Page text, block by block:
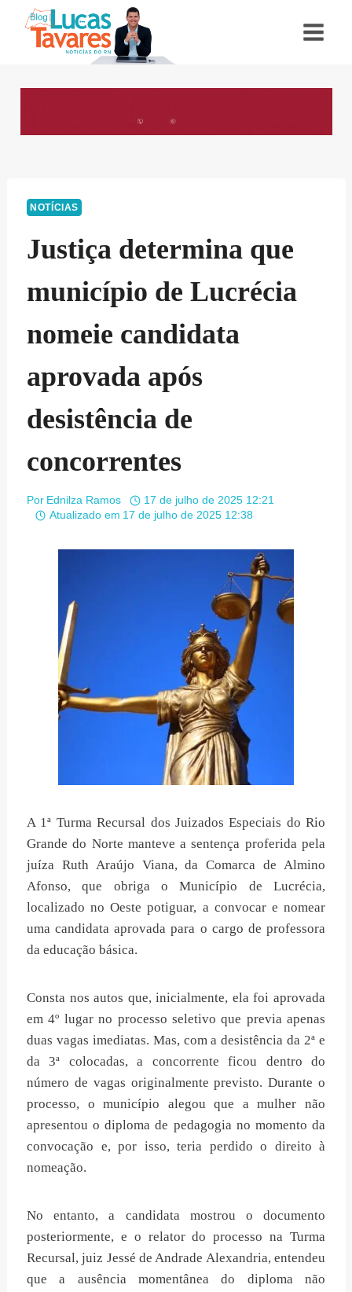
NOTÍCIAS
Justiça determina que
município de Lucrécia
nomeie candidata
aprovada após
desistência de
concorrentes
Por Ednilza Ramos
17 de julho de 2025 12:21
Atualizado em 17 de julho de 2025 12:38
A 1ª Turma Recursal dos Juizados Especiais do Rio
Grande do Norte manteve a sentença proferida pela
juíza Ruth Araújo Viana, da Comarca de Almino
Afonso, que obriga o Município de Lucrécia,
localizado no Oeste potiguar, a convocar e nomear
uma candidata aprovada para o cargo de professora
da educação básica.
Consta nos autos que, inicialmente, ela foi aprovada
em 4º lugar no processo seletivo que previa apenas
duas vagas imediatas. Mas, com a desistência da 2ª e
da 3ª colocadas, a concorrente ficou dentro do
número de vagas originalmente previsto. Durante o
processo, o município alegou que a mulher não
apresentou o diploma de pedagogia no momento da
convocação e, por isso, teria perdido o direito à
nomeação.
No entanto, a candidata mostrou o documento
posteriormente, e o relator do processo na Turma
Recursal, juiz Jessé de Andrade Alexandria, entendeu
que a ausência momentânea do diploma não